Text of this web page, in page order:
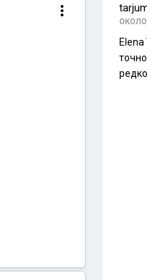
Elena